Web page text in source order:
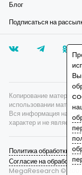
Блог
Подписаться на
Политика обработки
Согласие на
MegaResearch ©
Копирование
использовании
Вся информация на
характер и не является
Вы